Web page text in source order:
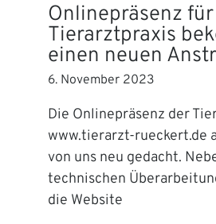
Onlinepräsenz für
Tierarztpraxis
einen neuen
6. November 2023
Die Onlinepräsenz der
www.tierarzt-rueckert.de
von uns neu gedacht.
technischen
die Website